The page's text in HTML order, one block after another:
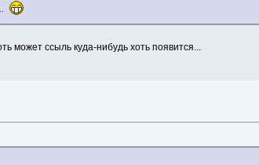
может ссыль куда-нибудь хоть появится...